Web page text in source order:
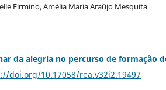
Firmino, Amélia Maria Araújo Mesquita
da alegria no percurso de formação
doi.org/10.17058/rea.v32i2.19497